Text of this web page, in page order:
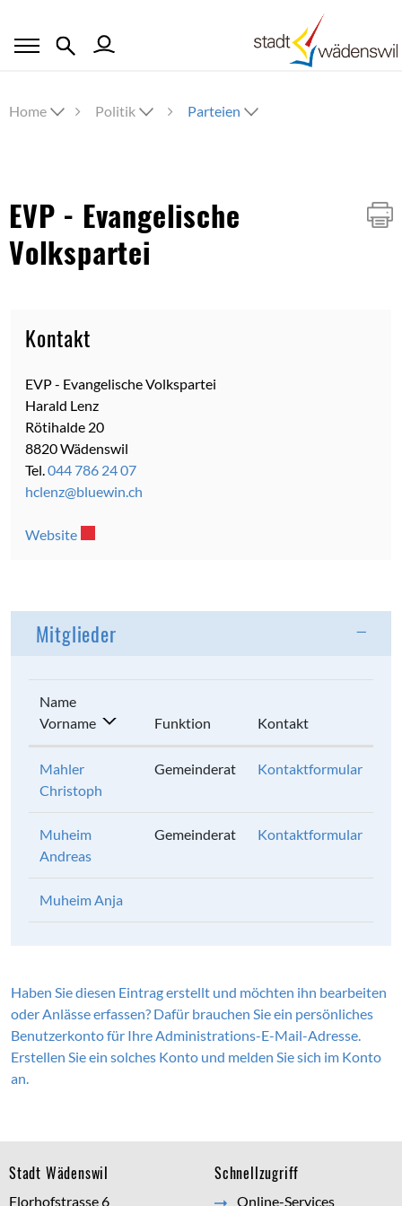
Home Politik Parteien
EVP - Evangelische
Volkspartei
Kontakt
EVP - Evangelische Volkspartei
Harald Lenz
Rötihalde 20
8820 Wädenswil
Tel.044 786 24 07
hclenz@bluewin.ch
Website
Zugehörige Objekte
Mitglieder
Name
Vorname
Funktion Kontakt
Mahler
Christoph
Gemeinderat Kontaktformular
Muheim
Andreas
Gemeinderat Kontaktformular
Muheim Anja
Haben Sie diesen Eintrag erstellt und möchten ihn bearbeiten
oder Anlässe erfassen? Dafür brauchen Sie ein persönliches
Benutzerkonto für Ihre Administrations-E-Mail-Adresse.
Erstellen Sie ein solches Konto und melden Sie sich im Konto
an.
Stadt Wädenswil
Florhofstrasse 6
Schnellzugriff
Online-Services